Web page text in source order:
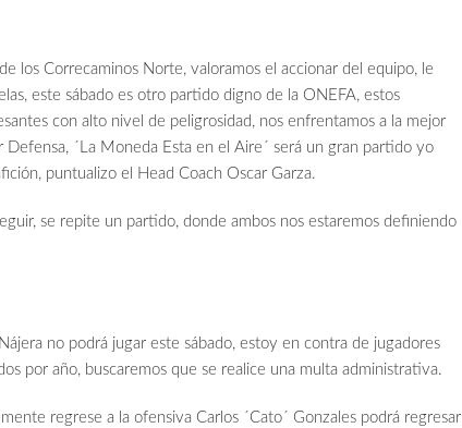
los Correcaminos Norte, valoramos el accionar del equipo, le
este sábado es otro partido digno de la ONEFA, estos
con alto nivel de peligrosidad, nos enfrentamos a la mejor
´La Moneda Esta en el Aire´ será un gran partido yo
puntualizo el Head Coach Oscar Garza.
se repite un partido, donde ambos nos estaremos definiendo
no podrá jugar este sábado, estoy en contra de jugadores
por año, buscaremos que se realice una multa administrativa.
regrese a la ofensiva Carlos ´Cato´ Gonzales podrá regresar